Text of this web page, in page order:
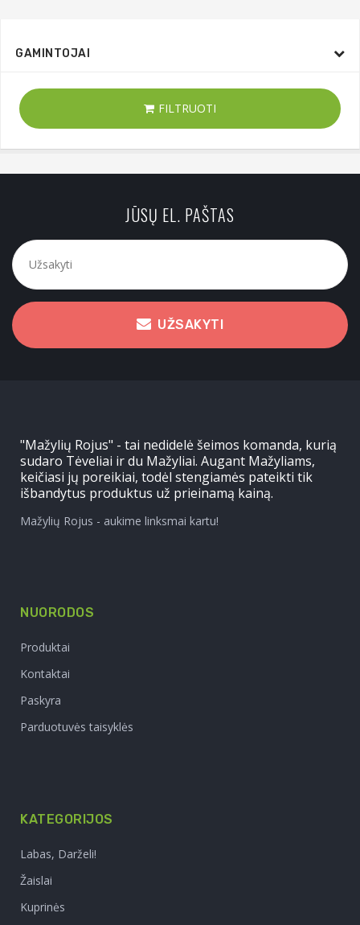
GAMINTOJAI
FILTRUOTI
JŪSŲ EL. PAŠTAS
UŽSAKYTI
"Mažylių Rojus" - tai nedidelė šeimos komanda, kurią
sudaro Tėveliai ir du Mažyliai. Augant Mažyliams,
keičiasi jų poreikiai, todėl stengiamės pateikti tik
išbandytus produktus už prieinamą kainą.
Mažylių Rojus - aukime linksmai kartu!
NUORODOS
Produktai
Kontaktai
Paskyra
Parduotuvės taisyklės
KATEGORIJOS
Labas, Darželi!
Žaislai
Kuprinės